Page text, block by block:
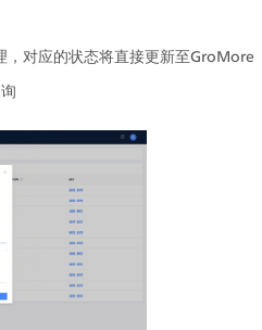
对应的状态将直接更新至GroMore